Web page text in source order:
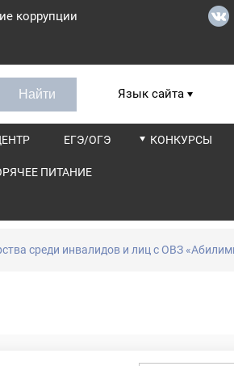
коррупции
Язык сайта
ЕГЭ/ОГЭ КОНКУРСЫ
ПИТАНИЕ
среди инвалидов и лиц с ОВЗ